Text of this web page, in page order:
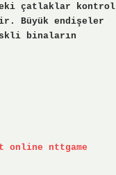
çatlaklar kontrol
Büyük endişeler
binaların
online
nttgame